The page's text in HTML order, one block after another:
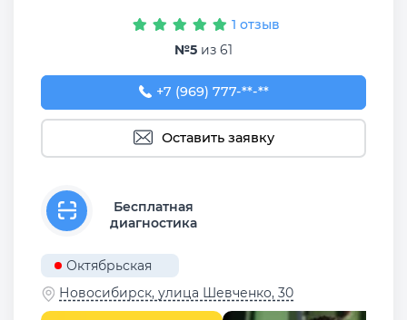
1 отзыв
№5 из 61
+7 (969) 777-50-55
+7 (969) 777-**-**
Оставить заявку
Бесплатная
диагностика
Октябрьская
Новосибирск, улица Шевченко, 30